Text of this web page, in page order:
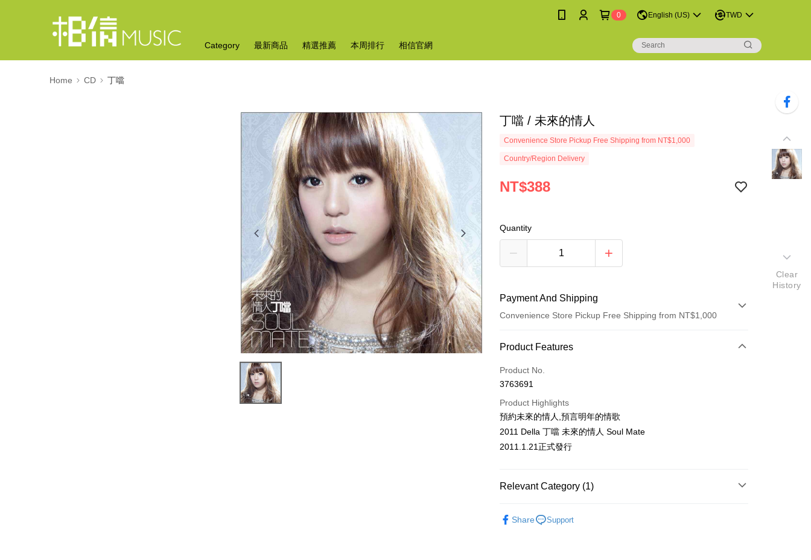
0 English (US) TWD
Category 最新商品 精選推薦 本周排行 相信官網
Home CD 丁噹
丁噹 / 未來的情人
Convenience Store Pickup Free Shipping from NT$1,000
Country/Region Delivery
NT$388
Quantity
Payment And Shipping
Convenience Store Pickup Free Shipping from NT$1,000
Payment Method
Credit Card (Full Payment)
Convenience Store Pickup and Pay
LINE Pay
Apple Pay
ATM Transfer
Product Features
Product No.
3763691
Product Highlights
預約未來的情人,預言明年的情歌
2011 Della 丁噹 未來的情人 Soul Mate
2011.1.21正式發行
Relevant Category (1)
Share
Support
Clear
History